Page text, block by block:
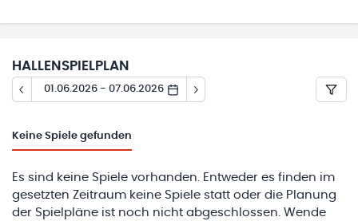
HALLENSPIELPLAN
01.06.2026 - 07.06.2026
Keine Spiele gefunden
Es sind keine Spiele vorhanden. Entweder es finden im
gesetzten Zeitraum keine Spiele statt oder die Planung
der Spielpläne ist noch nicht abgeschlossen. Wende